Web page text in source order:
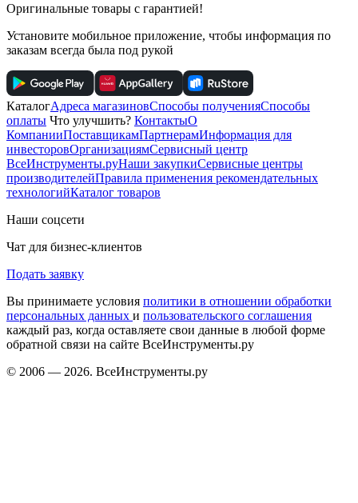
Оригинальные товары с гарантией!
Установите мобильное приложение, чтобы информация по
заказам всегда была под рукой
КаталогАдреса магазиновСпособы полученияСпособы
оплаты Что улучшить? КонтактыО
КомпанииПоставщикамПартнерамИнформация для
инвесторовОрганизациямСервисный центр
ВсеИнструменты.руНаши закупкиСервисные центры
производителейПравила применения рекомендательных
технологийКаталог товаров
Наши соцсети
Чат для бизнес-клиентов
Подать заявку
Вы принимаете условия политики в отношении обработки
персональных данных и пользовательского соглашения
каждый раз, когда оставляете свои данные в любой форме
обратной связи на сайте ВсеИнструменты.ру
© 2006 — 2026. ВсеИнструменты.ру